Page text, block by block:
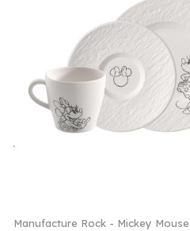
Manufacture Rock - Mickey Mouse